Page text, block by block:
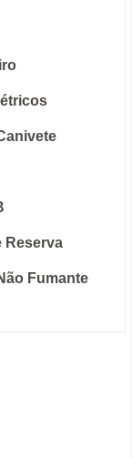
Reserva
Fumante